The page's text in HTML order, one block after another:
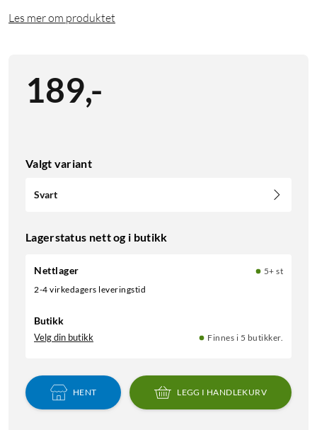
Les mer om produktet
189,-
Valgt variant
Svart
Lagerstatus nett og i butikk
Nettlager
5+ st
2-4 virkedagers leveringstid
Butikk
Velg din butikk Finnes i 5 butikker.
HENT LEGG I HANDLEKURV